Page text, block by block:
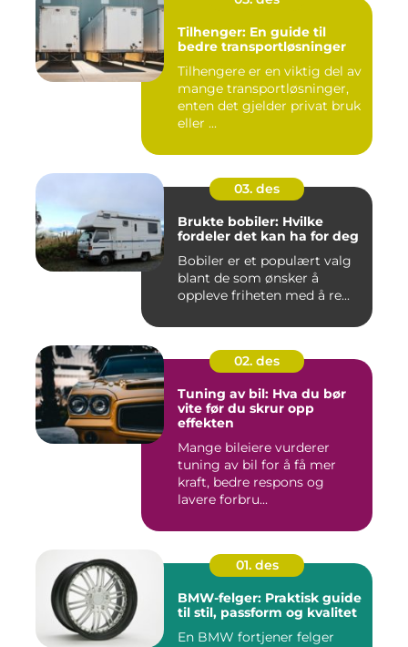
Tilhenger: En guide til
bedre transportløsninger
Tilhengere er en viktig del av
mange transportløsninger,
enten det gjelder privat bruk
eller ...
03. des
Brukte bobiler: Hvilke
fordeler det kan ha for deg
Bobiler er et populært valg
blant de som ønsker å
oppleve friheten med å re...
02. des
Tuning av bil: Hva du bør
vite før du skrur opp
effekten
Mange bileiere vurderer
tuning av bil for å få mer
kraft, bedre respons og
lavere forbru...
01. des
BMW-felger: Praktisk guide
til stil, passform og kvalitet
En BMW fortjener felger